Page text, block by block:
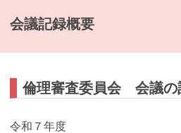
会議記録概要
倫理審査委員会 会議の
令和７年度